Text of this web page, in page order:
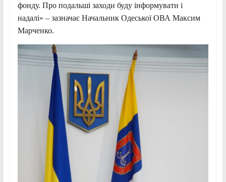
фонду. Про подальші заходи буду інформувати і
надалі» – зазначає Начальник Одеської ОВА Максим
Марченко.